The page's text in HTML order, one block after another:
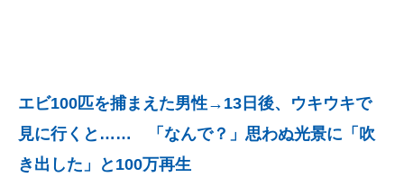
建設×テクノロジーの最前線
ちょっと気になるネットの話題
エビ100匹を捕まえた男性→13日後、ウキウキで
見に行くと…… 「なんで？」思わぬ光景に「吹
き出した」と100万再生